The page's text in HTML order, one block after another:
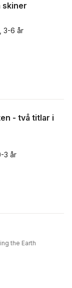
skiner
3-6 år
röster:
- två titlar i
3 år
the Earth